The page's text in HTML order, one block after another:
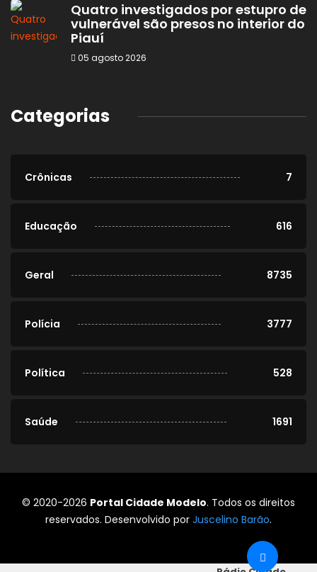
Quatro investigados por estupro de
vulnerável são presos no interior do
Piauí
05 agosto 2026
Categorias
Crônicas 7
Educação 616
Geral 8735
Polícia 3777
Política 528
Saúde 1691
© 2020-2026 Portal Cidade Modelo. Todos os direitos
reservados. Desenvolvido por Juscelino Barão.